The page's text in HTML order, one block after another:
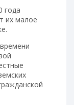
года
их малое